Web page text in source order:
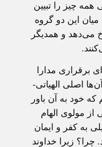
همه چیز را تبیین
میان این دو گروه
می‌دهد و همدیگر
برقراری مدارا
اصلی الهیاتی-
خود به آن باور
از مولوی الهام
به کفر و ایمان
چرا؟ زیرا خداوند